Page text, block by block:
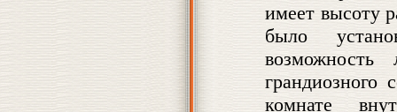
имеет высоту
было
возможность
грандиозного
комнате